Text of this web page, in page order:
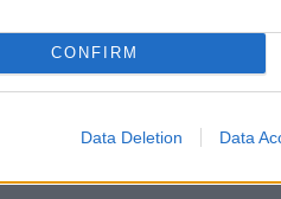
CONFIRM
Data Deletion Data
a naptárban, így
a félig épített, félig